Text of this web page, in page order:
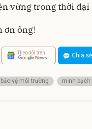
vững trong thời đại
ơn ông!
Theo dõi trên Chia
bảo vệ môi trường minh